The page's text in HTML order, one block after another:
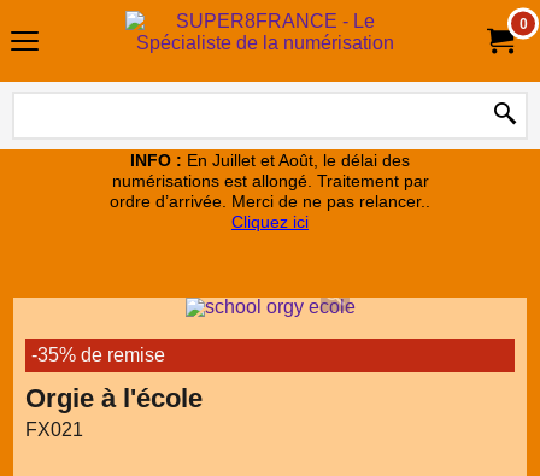
0
INFO : En Juillet et Août, le délai des
numérisations est allongé. Traitement par
ordre d’arrivée. Merci de ne pas relancer..
Cliquez ici
-35% de remise
Orgie à l'école
FX021